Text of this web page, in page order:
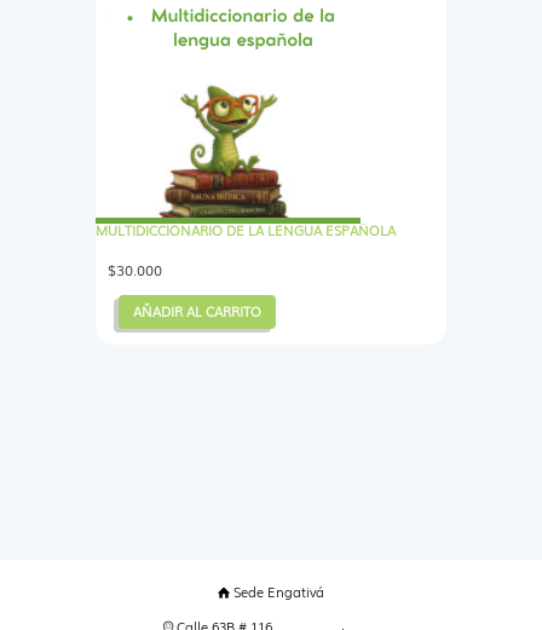
MULTIDICCIONARIO DE LA LENGUA ESPAÑOLA
$30.000
AÑADIR AL CARRITO
Sede Engativá